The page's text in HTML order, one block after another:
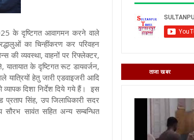
के दृष्टिगत आवागमन करने वाले
का चिन्हींकरण कर परिवहन
की व्यवस्था, वाहनों पर रिफ्लेक्टर,
के दृष्टिगत रूट डायवर्जन,
यात्रियों हेतु जारी एडवाइजरी आदि
दिशा निर्देश दिये गये हैं। इस
सिंह, उप जिलाधिकारी सदर
सौरभ सावंत सहित अन्य सम्बन्धित
ताजा खबर